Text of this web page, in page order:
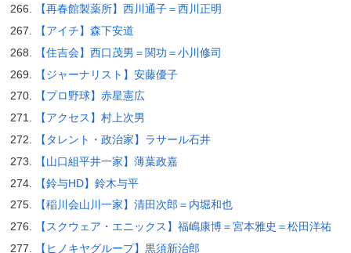
【再春館製薬所】西川通子＝西川正明
【アイチ】森下安道
【住吉会】西口茂男＝関功＝小川修司
【ジャーナリスト】安藤優子
【プロ野球】赤星憲広
【アクセス】村上次男
【タレント・政治家】ラサール石井
【山口組平井一家】薄葉政嘉
【鈴与HD】鈴木与平
【稲川会山川一家】清田次郎＝内堀和也
【スクウェア・エニックス】福嶋康博＝宮本雅史＝松田洋祐
【ヒノキヤグループ】黒須新治郎